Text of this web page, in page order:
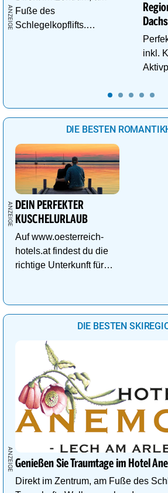
Fuße des
Schlegelkopflifts.
inkl.
&
uvm.
DIE BESTEN
DEIN PERFEKTER
KUSCHELURLAUB
Auf www.oesterreich-
hotels.at findest du die
richtige Unterkunft für
DIE BESTEN
Genießen Sie Traumtage im Hotel
Direkt im Zentrum, am Fuße des